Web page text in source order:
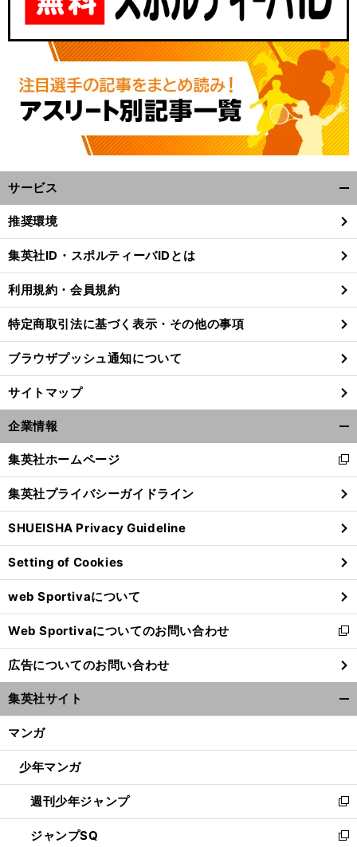
サービス
閉
る
推奨環境
集英社ID・スポルティーバIDとは
利用規約・会員規約
特定商取引法に基づく表示・その他の事項
ブラウザプッシュ通知について
サイトマップ
企業情報
閉
る
集英社ホームページ
新
し
い
ウ
ィ
ン
ド
ウ
で
開
く
集英社プライバシーガイドライン
SHUEISHA Privacy Guideline
Setting of Cookies
web Sportivaについて
Web Sportivaについてのお問い合わせ
新
し
い
ウ
ィ
ン
ウ
開
く
広告についてのお問い合わせ
集英社サイト
マンガ
少年マンガ
週刊少年ジャンプ
新
し
い
ジャンプSQ
新